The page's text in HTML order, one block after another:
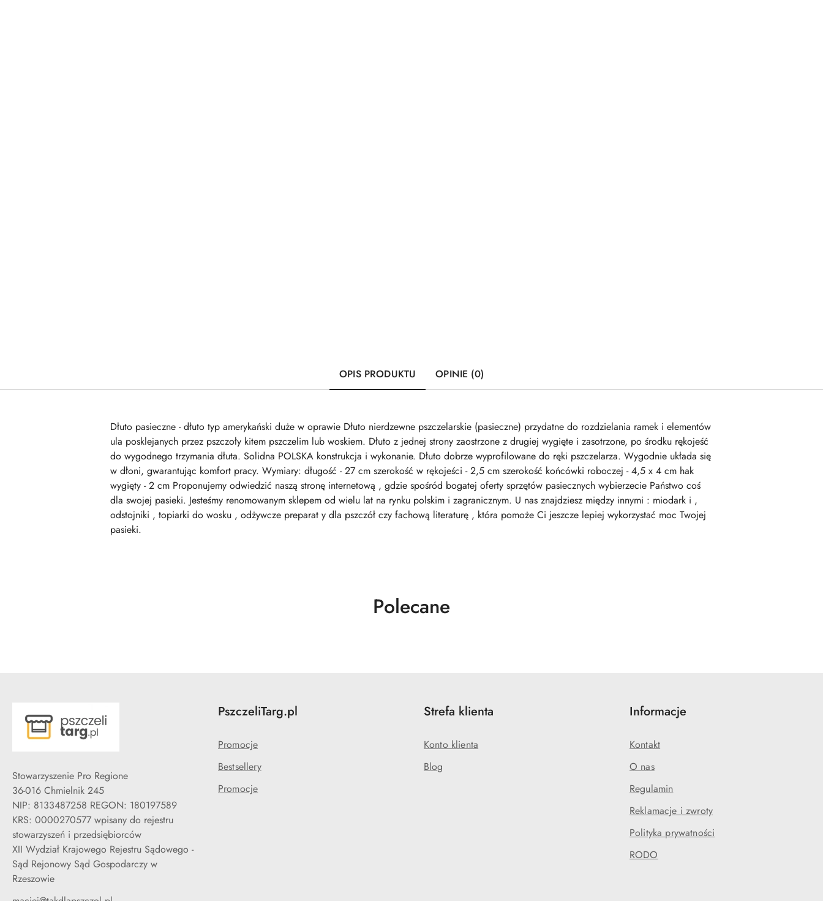
OPIS PRODUKTU OPINIE (0)
Dłuto pasieczne - dłuto typ amerykański duże w oprawie Dłuto nierdzewne pszczelarskie (pasieczne) przydatne do rozdzielania ramek i elementów
ula posklejanych przez pszczoły kitem pszczelim lub woskiem. Dłuto z jednej strony zaostrzone z drugiej wygięte i zasotrzone, po środku rękojeść
do wygodnego trzymania dłuta. Solidna POLSKA konstrukcja i wykonanie. Dłuto dobrze wyprofilowane do ręki pszczelarza. Wygodnie układa się
w dłoni, gwarantując komfort pracy. Wymiary: długość - 27 cm szerokość w rękojeści - 2,5 cm szerokość końcówki roboczej - 4,5 x 4 cm hak
wygięty - 2 cm Proponujemy odwiedzić naszą stronę internetową , gdzie spośród bogatej oferty sprzętów pasiecznych wybierzecie Państwo coś
dla swojej pasieki. Jesteśmy renomowanym sklepem od wielu lat na rynku polskim i zagranicznym. U nas znajdziesz między innymi : miodark i ,
odstojniki , topiarki do wosku , odżywcze preparat y dla pszczół czy fachową literaturę , która pomoże Ci jeszcze lepiej wykorzystać moc Twojej
pasieki.
Produkty
Polecane
Stowarzyszenie Pro Regione
36-016 Chmielnik 245
NIP: 8133487258 REGON: 180197589
KRS: 0000270577 wpisany do rejestru
stowarzyszeń i przedsiębiorców
XII Wydział Krajowego Rejestru Sądowego -
Sąd Rejonowy Sąd Gospodarczy w
Rzeszowie
PszczeliTarg.pl
Promocje
Bestsellery
Promocje
Strefa klienta
Konto klienta
Blog
Informacje
Kontakt
O nas
Regulamin
Reklamacje i zwroty
Polityka prywatności
RODO